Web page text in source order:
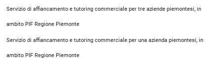
Servizio di affiancamento e tutoring commerciale per tre aziende piemontesi, in
ambito PIF Regione Piemonte
Servizio di affiancamento e tutoring commerciale per una azienda piemontesi, in
ambito PIF Regione Piemonte